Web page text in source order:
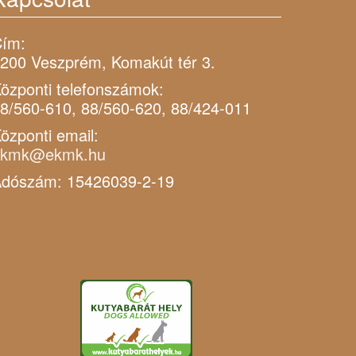
Veszprém, Komakút tér 3.
telefonszámok:
560-610, 88/560-620, 88/424-011
email:
15426039-2-19